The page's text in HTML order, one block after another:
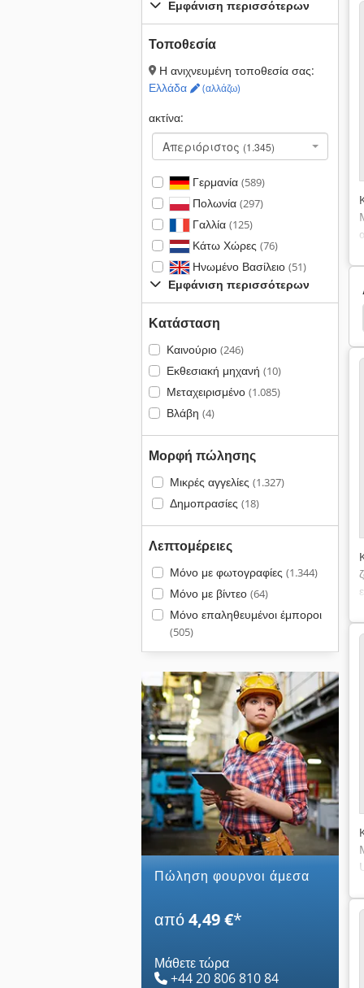
Εμφάνιση περισσότερων
Τοποθεσία
Η ανιχνευμένη τοποθεσία σας:
Ελλάδα
(αλλάζω)
ακτίνα:
Απεριόριστος (1.345)
Γερμανία (589)
Πολωνία (297)
Γαλλία (125)
Κάτω Χώρες (76)
Ηνωμένο Βασίλειο (51)
Εμφάνιση περισσότερων
Κατάσταση
Καινούριο (246)
Εκθεσιακή μηχανή (10)
Μεταχειρισμένο (1.085)
Βλάβη (4)
Μορφή πώλησης
Μικρές αγγελίες (1.327)
Δημοπρασίες (18)
Λεπτομέρειες
Μόνο με φωτογραφίες (1.344)
Μόνο με βίντεο (64)
Μόνο επαληθευμένοι έμποροι
(505)
Πώληση φουρνοι άμεσα
από4,49 €*
Μάθετε τώρα
+44 20 806 810 84
Κατεβάστε Το Φούρνο Φούρνος Μπόνγκαρντ